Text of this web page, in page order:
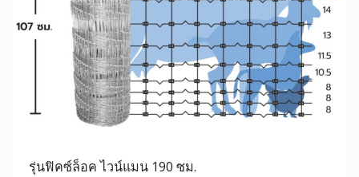
รุ่นฟิคซ์ล็อค ไวน์แมน 190 ซม.